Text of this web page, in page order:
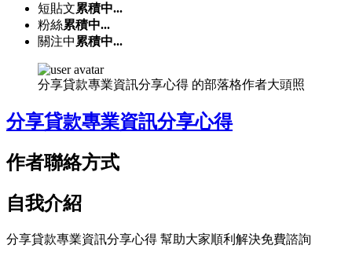
短貼文累積中...
粉絲累積中...
關注中 累積中...
分享貸款專業資訊分享心得 的部落格作者大頭照
分享貸款專業資訊分享心得
作者聯絡方式
自我介紹
分享貸款專業資訊分享心得 幫助大家順利解決免費諮詢